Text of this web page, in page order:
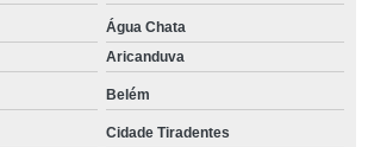
Água Chata
Aricanduva
Belém
Cidade Tiradentes